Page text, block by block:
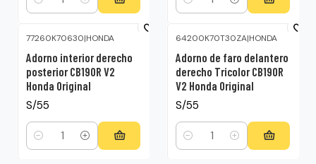
Cantidad Cantidad
77260K70630|HONDA
Adorno interior derecho
posterior CB190R V2
Honda Original
S/55
Cantidad
64200K70T30ZA|HONDA
Adorno de faro delantero
derecho Tricolor CB190R
V2 Honda Original
S/55
Cantidad